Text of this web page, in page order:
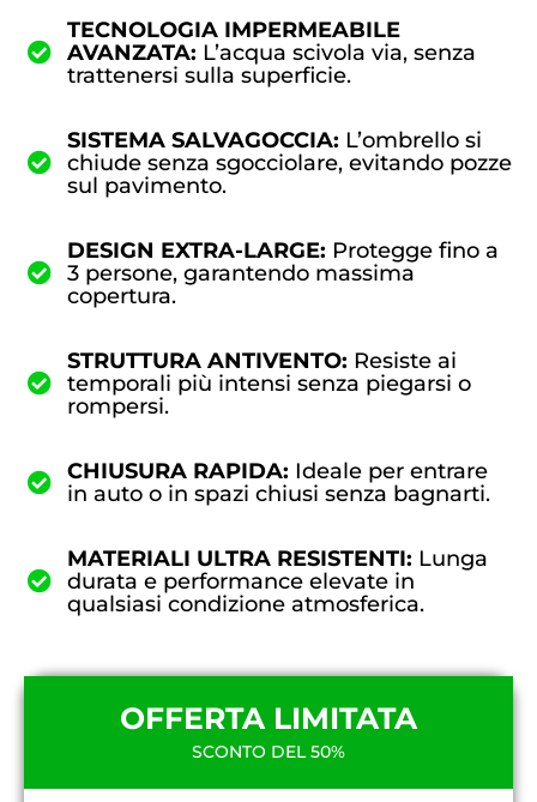
TECNOLOGIA IMPERMEABILE
AVANZATA: L’acqua scivola via, senza
trattenersi sulla superficie.
SISTEMA SALVAGOCCIA: L’ombrello si
chiude senza sgocciolare, evitando pozze
sul pavimento.
DESIGN EXTRA-LARGE: Protegge fino a
3 persone, garantendo massima
copertura.
STRUTTURA ANTIVENTO: Resiste ai
temporali più intensi senza piegarsi o
rompersi.
CHIUSURA RAPIDA: Ideale per entrare
in auto o in spazi chiusi senza bagnarti.
MATERIALI ULTRA RESISTENTI: Lunga
durata e performance elevate in
qualsiasi condizione atmosferica.
OFFERTA LIMITATA
SCONTO DEL 50%